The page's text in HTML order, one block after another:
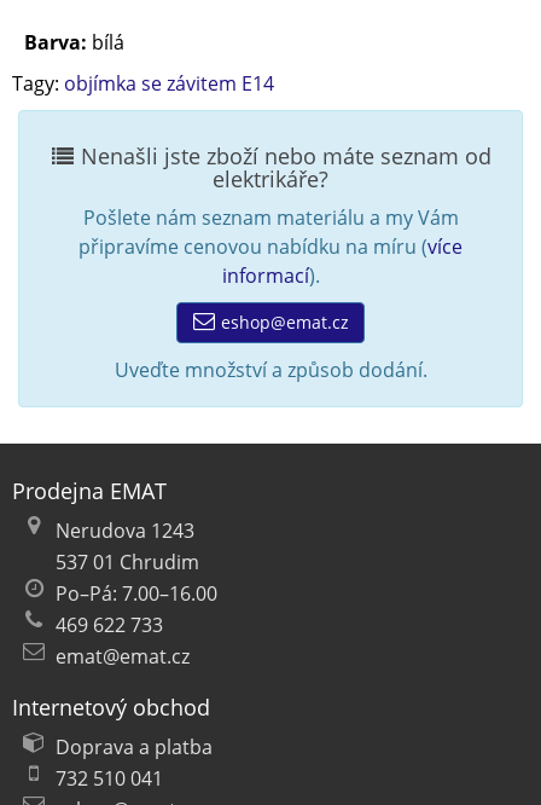
Barva: bílá
Tagy: objímka se závitem E14
Nenašli jste zboží nebo máte seznam od
elektrikáře?
Pošlete nám seznam materiálu a my Vám
připravíme cenovou nabídku na míru (více
informací).
eshop@emat.cz
Uveďte množství a způsob dodání.
Prodejna EMAT
Nerudova 1243
537 01 Chrudim
Po–Pá: 7.00–16.00
469 622 733
emat@emat.cz
Internetový obchod
Doprava a platba
732 510 041